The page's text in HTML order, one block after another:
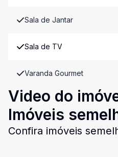
Sala de Jantar
Sala de TV
Varanda Gourmet
Video do
Imóveis
Confira imóveis